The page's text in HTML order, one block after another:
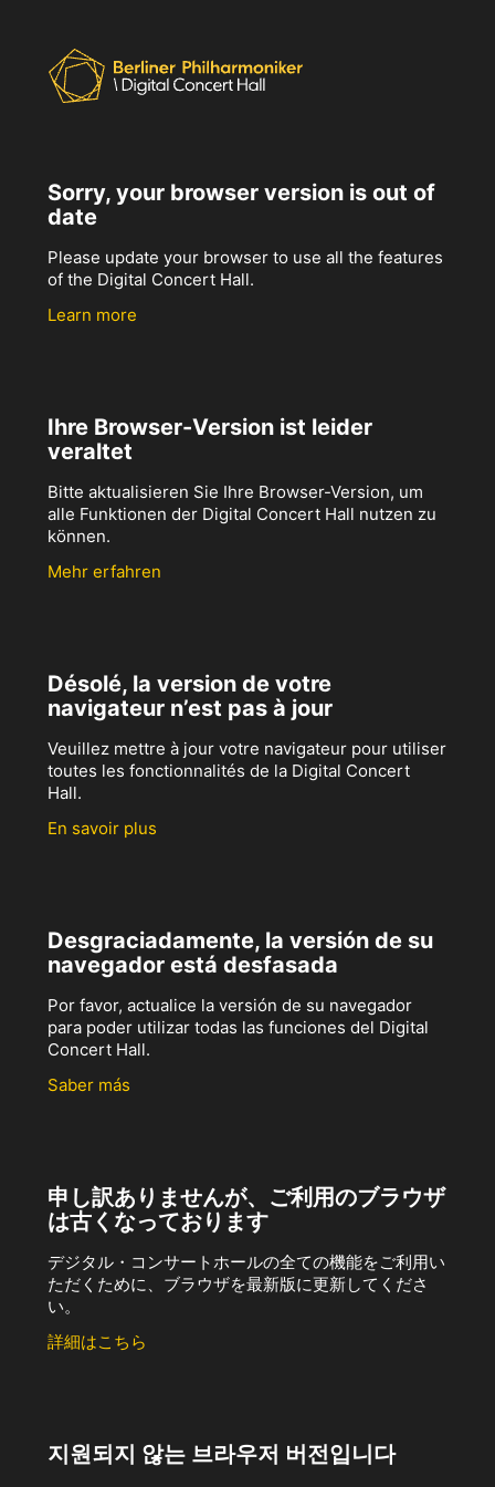
Sorry, your browser version is out of
date
Please update your browser to use all the features
of the Digital Concert Hall.
Learn more
Ihre Browser-Version ist leider
veraltet
Bitte aktualisieren Sie Ihre Browser-Version, um
alle Funktionen der Digital Concert Hall nutzen zu
können.
Mehr erfahren
Désolé, la version de votre
navigateur n’est pas à jour
Veuillez mettre à jour votre navigateur pour utiliser
toutes les fonctionnalités de la Digital Concert
Hall.
En savoir plus
Desgraciadamente, la versión de su
navegador está desfasada
Por favor, actualice la versión de su navegador
para poder utilizar todas las funciones del Digital
Concert Hall.
Saber más
申し訳ありませんが、ご利用のブラウザ
は古くなっております
デジタル・コンサートホールの全ての機能をご利用い
ただくために、ブラウザを最新版に更新してくださ
い。
詳細はこちら
지원되지 않는 브라우저 버전입니다